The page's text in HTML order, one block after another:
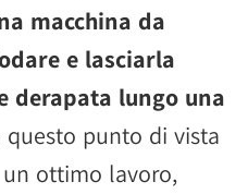
macchina da
e lasciarla
derapata lungo una
questo punto di vista
ottimo lavoro,